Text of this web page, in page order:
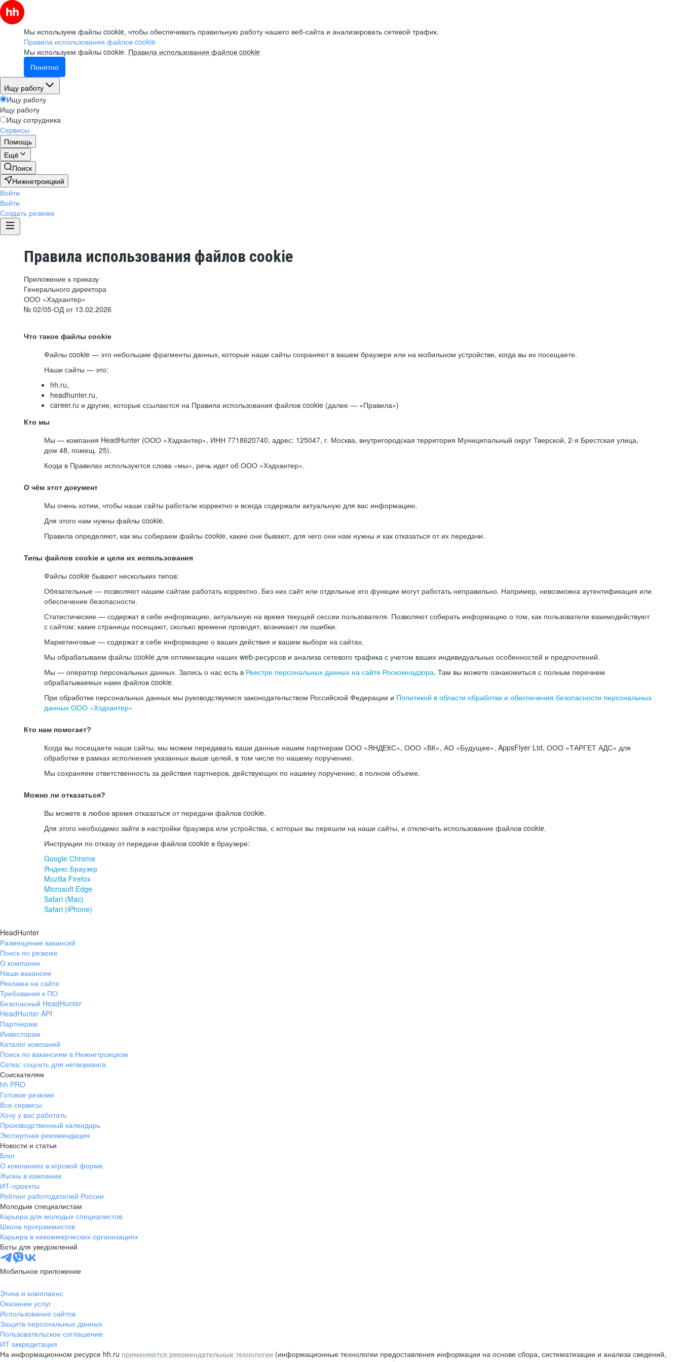
Мы используем файлы cookie, чтобы обеспечивать правильную работу нашего веб-сайта и анализировать сетевой трафик.
Правила использования файлов cookie
Мы используем файлы cookie. Правила использования файлов cookie
Понятно
Ищу работу
Ищу работу
Ищу работу
Ищу сотрудника
Сервисы
Помощь
Ещё
Поиск
Нижнетроицкий
Войти
Войти
Создать резюме
Правила использования файлов cookie
Приложение к приказу
Генерального директора
ООО «Хэдхантер»
№ 02/05-ОД от 13.02.2026
Что такое файлы cookie
Файлы cookie — это небольшие фрагменты данных, которые наши сайты сохраняют в вашем браузере или на мобильном устройстве, когда вы их посещаете.
Наши сайты — это:
hh.ru,
headhunter.ru,
career.ru и другие, которые ссылаются на Правила использования файлов cookie (далее — «Правила»)
Кто мы
Мы — компания HeadHunter (ООО «Хэдхантер», ИНН 7718620740, адрес: 125047, г. Москва, внутригородская территория Муниципальный округ Тверской, 2-я Брестская улица,
дом 48, помещ. 25).
Когда в Правилах используются слова «мы», речь идет об ООО «Хэдхантер».
О чём этот документ
Мы очень хотим, чтобы наши сайты работали корректно и всегда содержали актуальную для вас информацию.
Для этого нам нужны файлы cookie.
Правила определяют, как мы собираем файлы cookie, какие они бывают, для чего они нам нужны и как отказаться от их передачи.
Типы файлов cookie и цели их использования
Файлы cookie бывают нескольких типов:
Обязательные — позволяют нашим сайтам работать корректно. Без них сайт или отдельные его функции могут работать неправильно. Например, невозможна аутентификация или
обеспечение безопасности.
Статистические — содержат в себе информацию, актуальную на время текущей сессии пользователя. Позволяют собирать информацию о том, как пользователи взаимодействуют
с сайтом: какие страницы посещают, сколько времени проводят, возникают ли ошибки.
Маркетинговые — содержат в себе информацию о ваших действия и вашем выборе на сайтах.
Мы обрабатываем файлы cookie для оптимизации наших web-ресурсов и анализа сетевого трафика с учетом ваших индивидуальных особенностей и предпочтений.
Мы — оператор персональных данных. Запись о нас есть в Реестре персональных данных на сайте Роскомнадзора. Там вы можете ознакомиться с полным перечнем
обрабатываемых нами файлов cookie.
При обработке персональных данных мы руководствуемся законодательством Российской Федерации и Политикой в области обработки и обеспечения безопасности персональных
данных ООО «Хэдхантер»
Кто нам помогает?
Когда вы посещаете наши сайты, мы можем передавать ваши данные нашим партнерам ООО «ЯНДЕКС», ООО «ВК», АО «Будущее», AppsFlyer Ltd, ООО «ТАРГЕТ АДС» для
обработки в рамках исполнения указанных выше целей, в том числе по нашему поручению.
Мы сохраняем ответственность за действия партнеров, действующих по нашему поручению, в полном объеме.
Можно ли отказаться?
Вы можете в любое время отказаться от передачи файлов cookie.
Для этого необходимо зайти в настройки браузера или устройства, с которых вы перешли на наши сайты, и отключить использование файлов cookie.
Инструкции по отказу от передачи файлов cookie в браузере:
Google Chrome
Яндекс.Браузер
Mozilla Firefox
Microsoft Edge
Safari (Mac)
Safari (iPhone)
HeadHunter
Размещение вакансий
Поиск по резюме
О компании
Наши вакансии
Реклама на сайте
Требования к ПО
Безопасный HeadHunter
HeadHunter API
Партнерам
Инвесторам
Каталог компаний
Поиск по вакансиям в Нижнетроицком
Сетка: соцсеть для нетворкинга
Соискателям
hh PRO
Готовое резюме
Все сервисы
Хочу у вас работать
Производственный календарь
Экспертная рекомендация
Новости и статьи
Блог
О компаниях в игровой форме
Жизнь в компании
ИТ-проекты
Рейтинг работодателей России
Молодым специалистам
Карьера для молодых специалистов
Школа программистов
Карьера в некоммерческих организациях
Боты для уведомлений
Мобильное приложение
Этика и комплаенс
Оказание услуг
Использование сайтов
Защита персональных данных
Пользовательское соглашение
ИТ аккредитация
На информационном ресурсе hh.ru применяются рекомендательные технологии (информационные технологии предоставления информации на основе сбора, систематизации и анализа сведений,